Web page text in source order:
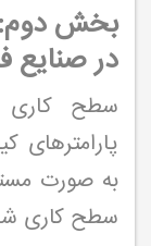
بخش
در صنایع
سطح کاری
به صورت
سطح کاری